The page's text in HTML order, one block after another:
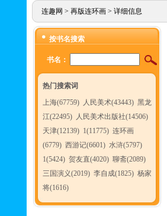
连趣网 > 再版连环画> 详细信息
按书名搜索
书名：
热门搜索词
上海(67759) 人民美术(43443) 黑龙
江(22495) 人民美术出版社(14506)
天津(12139) 1(11775) 连环画
(6779) 西游记(6601) 水浒(5797)
1(5424) 贺友直(4020) 聊斋(2089)
三国演义(2019) 李自成(1825) 杨家
将(1616)